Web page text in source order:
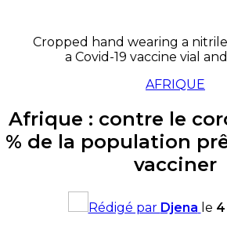
Cropped hand wearing a
a Covid-19 vaccine vial
AFRIQUE
Afrique : contre le
% de la population
vacciner
Rédigé par Djena le 4